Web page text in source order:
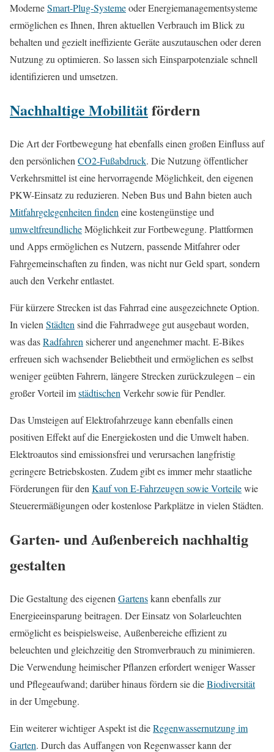
ModerneSmart-Plug-Systemeoder Energiemanagementsysteme
ermöglichen es Ihnen, Ihren aktuellen Verbrauch im Blick zu
behalten und gezielt ineffiziente Geräte auszutauschen oder deren
Nutzung zu optimieren. So lassen sich Einsparpotenziale schnell
identifizieren und umsetzen.
Nachhaltige Mobilitätfördern
Die Art der Fortbewegung hat ebenfalls einen großen Einfluss auf
den persönlichen CO2-Fußabdruck. Die Nutzung öffentlicher
Verkehrsmittel ist eine hervorragende Möglichkeit, den eigenen
PKW-Einsatz zu reduzieren. Neben Bus und Bahn bieten auch
Mitfahrgelegenheiten finden eine kostengünstige und
umweltfreundlicheMöglichkeit zur Fortbewegung. Plattformen
und Apps ermöglichen es Nutzern, passende Mitfahrer oder
Fahrgemeinschaften zu finden, was nicht nur Geld spart, sondern
auch den Verkehr entlastet.
Für kürzere Strecken ist das Fahrrad eine ausgezeichnete Option.
In vielen Städten sind die Fahrradwege gut ausgebaut worden,
was dasRadfahren sicherer und angenehmer macht. E-Bikes
erfreuen sich wachsender Beliebtheit und ermöglichen es selbst
weniger geübten Fahrern, längere Strecken zurückzulegen – ein
großer Vorteil imstädtischen Verkehr sowie für Pendler.
Das Umsteigen auf Elektrofahrzeuge kann ebenfalls einen
positiven Effekt auf die Energiekosten und die Umwelt haben.
Elektroautos sind emissionsfrei und verursachen langfristig
geringere Betriebskosten. Zudem gibt es immer mehr staatliche
Förderungen für den Kauf von E-Fahrzeugen sowie Vorteilewie
Steuerermäßigungen oder kostenlose Parkplätze in vielen Städten.
Garten- und Außenbereich nachhaltig
gestalten
Die Gestaltung des eigenen Gartenskann ebenfalls zur
Energieeinsparung beitragen. Der Einsatz von Solarleuchten
ermöglicht es beispielsweise, Außenbereiche effizient zu
beleuchten und gleichzeitig den Stromverbrauch zu minimieren.
Die Verwendung heimischer Pflanzen erfordert weniger Wasser
und Pflegeaufwand; darüber hinaus fördern sie dieBiodiversität
in der Umgebung.
Ein weiterer wichtiger Aspekt ist dieRegenwassernutzung im
Garten. Durch das Auffangen von Regenwasser kann der